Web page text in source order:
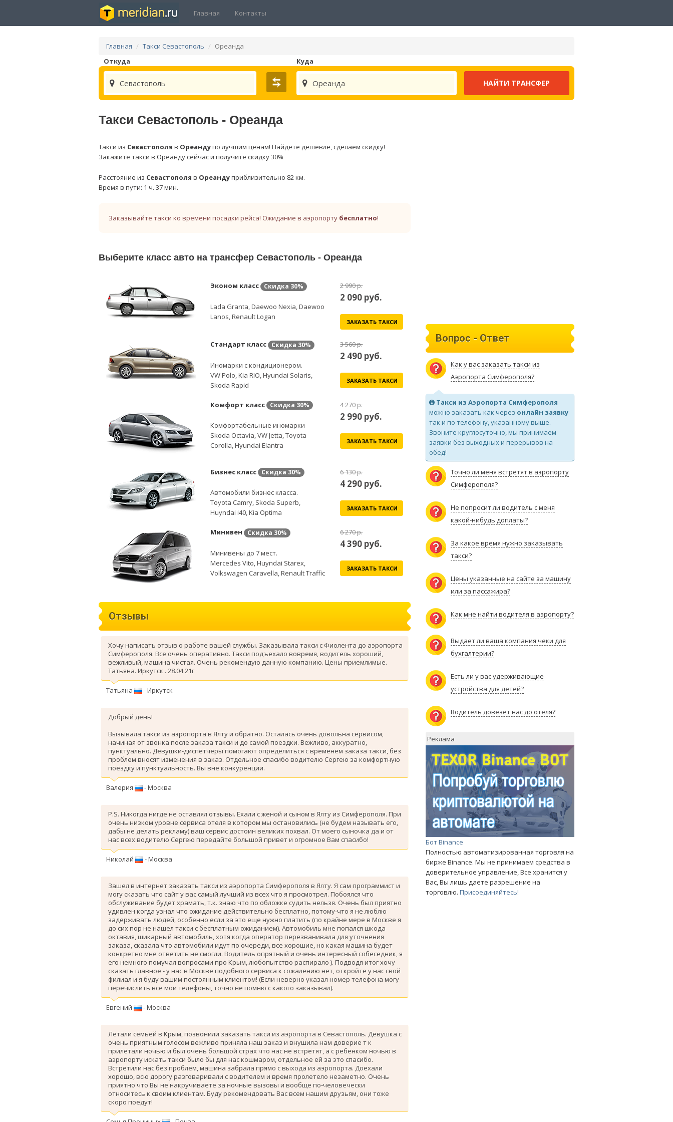
Главная Контакты
Главная Такси Севастополь
Ореанда
Откуда
Севастополь
Куда
Ореанда
Такси Севастополь - Ореанда
Такси из Севастополя в Ореандупо лучшим ценам! Найдете дешевле, сделаем скидку!
Закажите такси в Ореанду сейчас и получите скидку 30%
Расстояние из Севастополя в Ореандуприблизительно 82 км.
Время в пути: 1 ч. 37 мин.
Заказывайте такси ко времени посадки рейса! Ожидание в аэропорту бесплатно!
Выберите класс авто на трансфер Севастополь - Ореанда
Эконом класс Скидка 30%
Lada Granta, Daewoo Nexia, Daewoo
Lanos, Renault Logan
2 990 р.
2 090 руб.
ЗАКАЗАТЬ ТАКСИ
Стандарт класс Скидка 30%
Иномарки с кондиционером.
VW Polo, Kia RIO, Hyundai Solaris,
Skoda Rapid
3 560 р.
2 490 руб.
ЗАКАЗАТЬ ТАКСИ
Комфорт класс Скидка 30%
Комфортабельные иномарки
Skoda Octavia, VW Jetta, Toyota
Corolla, Hyundai Elantra
4 270 р.
2 990 руб.
ЗАКАЗАТЬ ТАКСИ
Бизнес класс Скидка 30%
Автомобили бизнес класса.
Toyota Camry, Skoda Superb,
Huyndai i40, Kia Optima
6 130 р.
4 290 руб.
ЗАКАЗАТЬ ТАКСИ
Минивен Скидка 30%
Минивены до 7 мест.
Mercedes Vito, Huyndai Starex,
Volkswagen Caravella, Renault Traffic
6 270 р.
4 390 руб.
ЗАКАЗАТЬ ТАКСИ
Отзывы
Хочу написать отзыв о работе вашей службы. Заказывала такси с Фиолента до аэропорта
Симферополя. Все очень оперативно. Такси подъехало вовремя, водитель хороший,
вежливый, машина чистая. Очень рекомендую данную компанию. Цены приемлимые.
Татьяна. Иркутск . 28.04.21г
Татьяна - Иркутск
Добрый день!
Вызывала такси из аэропорта в Ялту и обратно. Осталась очень довольна сервисом,
начиная от звонка после заказа такси и до самой поездки. Вежливо, аккуратно,
пунктуально. Девушки-диспетчеры помогают определиться с временем заказа такси, без
проблем вносят изменения в заказ. Отдельное спасибо водителю Сергею за комфортную
поездку и пунктуальность. Вы вне конкуренции.
Валерия - Москва
P.S. Никогда нигде не оставлял отзывы. Ехали с женой и сыном в Ялту из Симферополя. При
очень низком уровне сервиса отеля в котором мы остановились (не будем называть его,
дабы не делать рекламу) ваш сервис достоин великих похвал. От моего сыночка да и от
нас всех водителю Сергею передайте большой привет и огромное Вам спасибо!
Николай - Москва
Зашел в интернет заказать такси из аэропорта Симферополя в Ялту. Я сам программист и
могу сказать что сайт у вас самый лучший из всех что я просмотрел. Побоялся что
обслуживание будет храмать, т.к. знаю что по обложке судить нельзя. Очень был приятно
удивлен когда узнал что ожидание действительно бесплатно, потому-что я не люблю
задерживать людей, особенно если за это еще нужно платить (по крайне мере в Москве я
до сих пор не нашел такси с бесплатным ожиданием). Автомобиль мне попался шкода
октавия, шикарный автомобиль, хотя когда оператор перезванивала для уточнения
заказа, сказала что автомобили идут по очереди, все хорошие, но какая машина будет
конкретно мне ответить не смогли. Водитель опрятный и очень интересный собеседник, я
его немного помучал вопросами про Крым, любопытство распирало ). Подводя итог хочу
сказать главное - у нас в Москве подобного сервиса к сожалению нет, откройте у нас свой
филиал и я буду вашим постоянным клиентом! (Если неверно указал номер телефона могу
перечислить все мои телефоны, точно не помню с какого заказывал).
Евгений - Москва
Летали семьей в Крым, позвонили заказать такси из аэропорта в Севастополь. Девушка с
очень приятным голосом вежливо приняла наш заказ и внушила нам доверие т к
прилетали ночью и был очень большой страх что нас не встретят, а с ребенком ночью в
аэропорту искать такси было бы для нас кошмаром, отдельное ей за это спасибо.
Вcтретили нас без проблем, машина забрала прямо с выхода из аэропорта. Доехали
хорошо, всю дорогу разговаривали с водителем и время пролетело незаметно. Очень
приятно что Вы не накручиваете за ночные вызовы и вообще по-человечески
относитесь к своим клиентам. Буду рекомендовать Вас всем нашим друзьям, они тоже
скоро поедут!
Вопрос - Ответ
Как у вас заказать такси из
Аэропорта Симферополя?
Такси из Аэропорта Симферополя
можно заказать как через онлайн заявку
так и по телефону, указанному выше.
Звоните круглосуточно, мы принимаем
заявки без выходных и перерывов на
обед!
Точно ли меня встретят в аэропорту
Симферополя?
Не попросит ли водитель с меня
какой-нибудь доплаты?
За какое время нужно заказывать
такси?
Цены указанные на сайте за машину
или за пассажира?
Как мне найти водителя в аэропорту?
Выдает ли ваша компания чеки для
бухгалтерии?
Есть ли у вас удерживающие
устройства для детей?
Водитель довезет нас до отеля?
Реклама
Бот Binance
Полностью автоматизированная торговля на
бирже Binance. Мы не принимаем средства в
доверительное управление, Все хранится у
Вас, Вы лишь даете разрешение на
торговлю.Присоединяйтесь!